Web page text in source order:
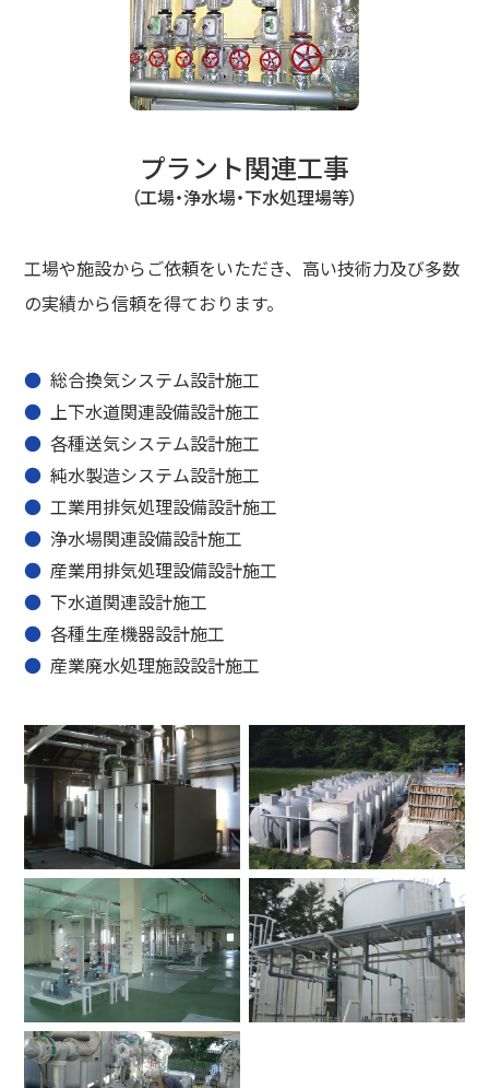
プラント関連工事
（工場・浄水場・下水処理場等）
工場や施設からご依頼をいただき、高い技術力及び多数
の実績から信頼を得ております。
総合換気システム設計施工
上下水道関連設備設計施工
各種送気システム設計施工
純水製造システム設計施工
工業用排気処理設備設計施工
浄水場関連設備設計施工
産業用排気処理設備設計施工
下水道関連設計施工
各種生産機器設計施工
産業廃水処理施設設計施工